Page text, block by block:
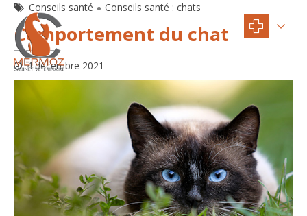
Conseils santé Conseils santé : chats
Comportement du chat
4 décembre 2021